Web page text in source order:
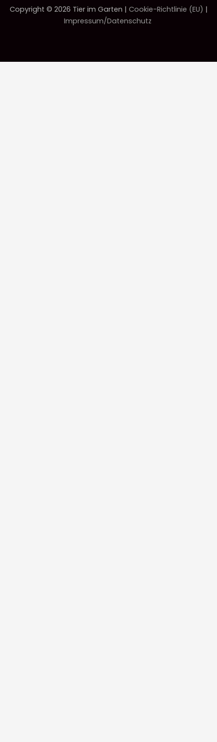
Copyright © 2026 Tier im Garten | Cookie-Richtlinie (EU) |
Impressum/Datenschutz